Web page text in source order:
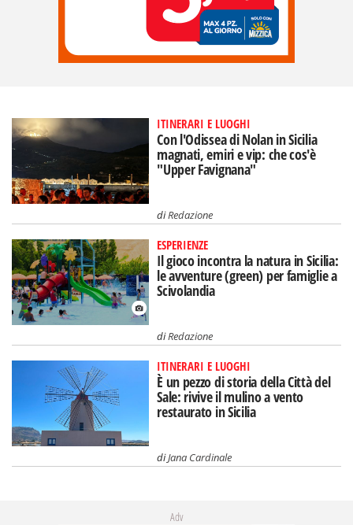
ITINERARI E LUOGHI
Con l'Odissea di Nolan in Sicilia
magnati, emiri e vip: che cos'è
"Upper Favignana"
diRedazione
ESPERIENZE
Il gioco incontra la natura in Sicilia:
le avventure (green) per famiglie a
Scivolandia
diRedazione
ITINERARI E LUOGHI
È un pezzo di storia della Città del
Sale: rivive il mulino a vento
restaurato in Sicilia
diJana Cardinale
Adv